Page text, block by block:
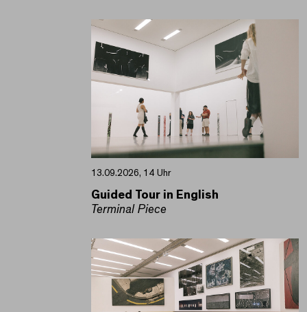
13.09.2026, 14 Uhr
Guided Tour in English
Terminal Piece